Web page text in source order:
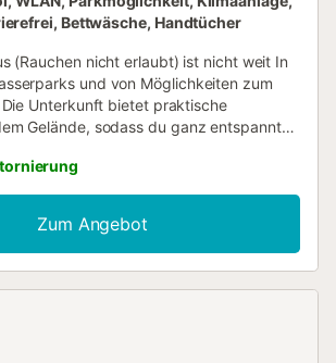
Bettwäsche, Handtücher
(Rauchen nicht erlaubt) ist nicht weit In
und von Möglichkeiten zum
Unterkunft bietet praktische
Gelände, sodass du ganz entspannt
Boulevard (7 Autominuten) oder
Campoamor (3 Autominuten)? Verbring
gelegenen Strand (freu dich auf die
am Gemeinschaftspool oder trink
Ferienwohnung mit 70
Zum Angebot